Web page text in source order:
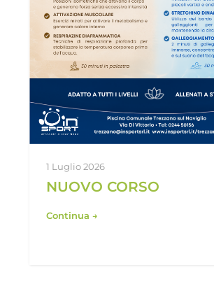
1 Luglio 2026
NUOVO CORSO
Continua →